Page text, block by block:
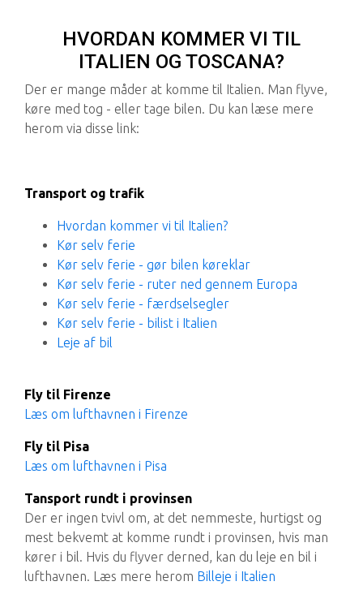
HVORDAN KOMMER VI TIL
ITALIEN OG TOSCANA?
Der er mange måder at komme til Italien. Man flyve,
køre med tog - eller tage bilen. Du kan læse mere
herom via disse link:
Transport og trafik
Hvordan kommer vi til Italien?
Kør selv ferie
Kør selv ferie - gør bilen køreklar
Kør selv ferie - ruter ned gennem Europa
Kør selv ferie - færdselsegler
Kør selv ferie - bilist i Italien
Leje af bil
Fly til Firenze
Læs om lufthavnen i Firenze
Fly til Pisa
Læs om lufthavnen i Pisa
Tansport rundt i provinsen
Der er ingen tvivl om, at det nemmeste, hurtigst og
mest bekvemt at komme rundt i provinsen, hvis man
kører i bil. Hvis du flyver derned, kan du leje en bil i
lufthavnen. Læs mere herom Billeje i Italien